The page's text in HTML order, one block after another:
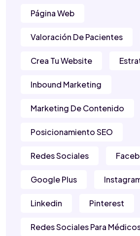
Página Web
Valoración De Pacientes
Crea Tu Website
Inbound Marketing
Marketing De Contenido
Posicionamiento SEO
Redes Sociales
Google Plus
Linkedin Pinterest
Redes Sociales Para